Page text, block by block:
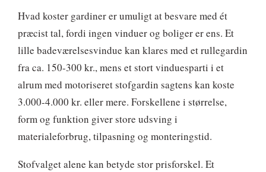
Hvad koster gardiner er umuligt at besvare med ét
præcist tal, fordi ingen vinduer og boliger er ens. Et
lille badeværelsesvindue kan klares med et rullegardin
fra ca. 150-300 kr., mens et stort vinduesparti i et
alrum med motoriseret stofgardin sagtens kan koste
3.000-4.000 kr. eller mere. Forskellene i størrelse,
form og funktion giver store udsving i
materialeforbrug, tilpasning og monteringstid.
Stofvalget alene kan betyde stor prisforskel. Et